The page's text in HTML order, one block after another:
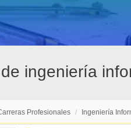
ingeniería
Profesionales / Ingeniería